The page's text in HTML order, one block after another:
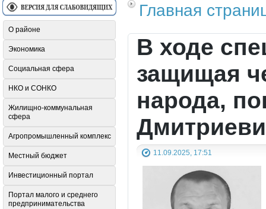
Главная
В ходе
защищая
народа,
11.09.2025, 17:51
О районе
Экономика
Социальная сфера
НКО и СОНКО
Жилищно-коммунальная
сфера
Агропромышленный комплекс
Местный бюджет
Инвестиционный портал
Портал малого и среднего
предпринимательства